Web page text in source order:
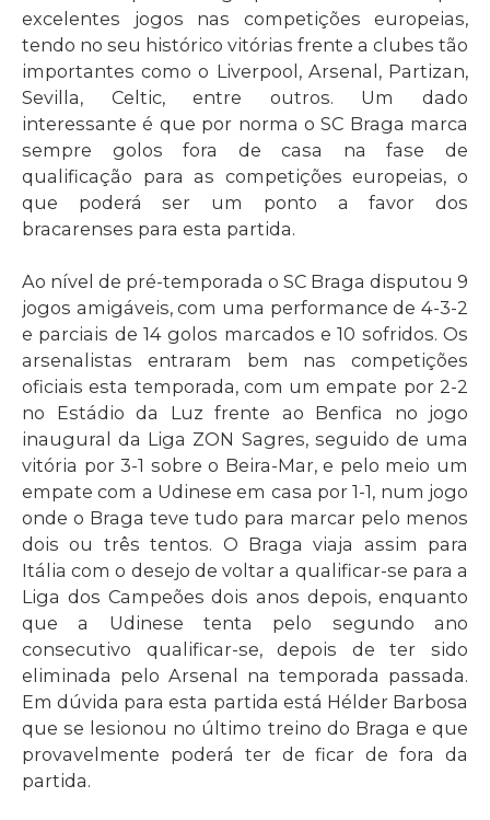
excelentes jogos nas competições europeias,
tendo no seu histórico vitórias frente a clubes tão
importantes como o Liverpool, Arsenal, Partizan,
Sevilla, Celtic, entre outros. Um dado
interessante é que por norma o SC Braga marca
sempre golos fora de casa na fase de
qualificação para as competições europeias, o
que poderá ser um ponto a favor dos
bracarenses para esta partida.
Ao nível de pré-temporada o SC Braga disputou 9
jogos amigáveis, com uma performance de 4-3-2
e parciais de 14 golos marcados e 10 sofridos. Os
arsenalistas entraram bem nas competições
oficiais esta temporada, com um empate por 2-2
no Estádio da Luz frente ao Benfica no jogo
inaugural da Liga ZON Sagres, seguido de uma
vitória por 3-1 sobre o Beira-Mar, e pelo meio um
empate com a Udinese em casa por 1-1, num jogo
onde o Braga teve tudo para marcar pelo menos
dois ou três tentos. O Braga viaja assim para
Itália com o desejo de voltar a qualificar-se para a
Liga dos Campeões dois anos depois, enquanto
que a Udinese tenta pelo segundo ano
consecutivo qualificar-se, depois de ter sido
eliminada pelo Arsenal na temporada passada.
Em dúvida para esta partida está Hélder Barbosa
que se lesionou no último treino do Braga e que
provavelmente poderá ter de ficar de fora da
partida.